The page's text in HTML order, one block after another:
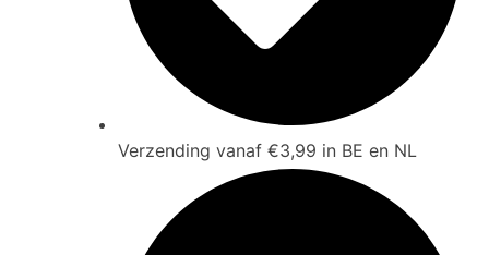
Verzending vanaf €3,99 in BE en NL